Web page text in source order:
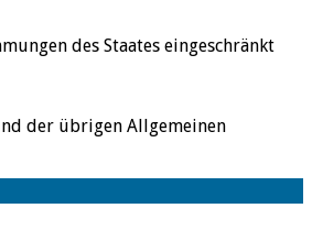
des Staates eingeschränkt
der übrigen Allgemeinen